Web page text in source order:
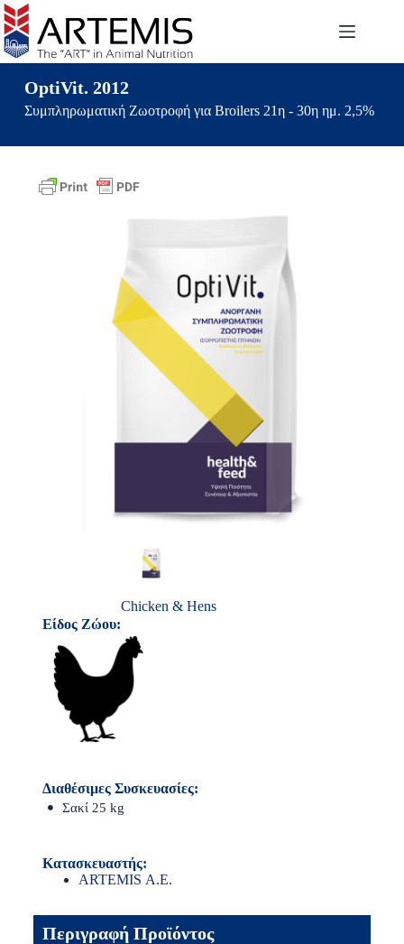
OptiVit. 2012
Συμπληρωματική Ζωοτροφή για Broilers 21η - 30η ημ. 2,5%
Είδος Ζώου:
Chicken & Hens
Διαθέσιμες Συσκευασίες:
Σακί 25 kg
Κατασκευαστής:
ARTEMIS Α.Ε.
Περιγραφή Προϊόντος